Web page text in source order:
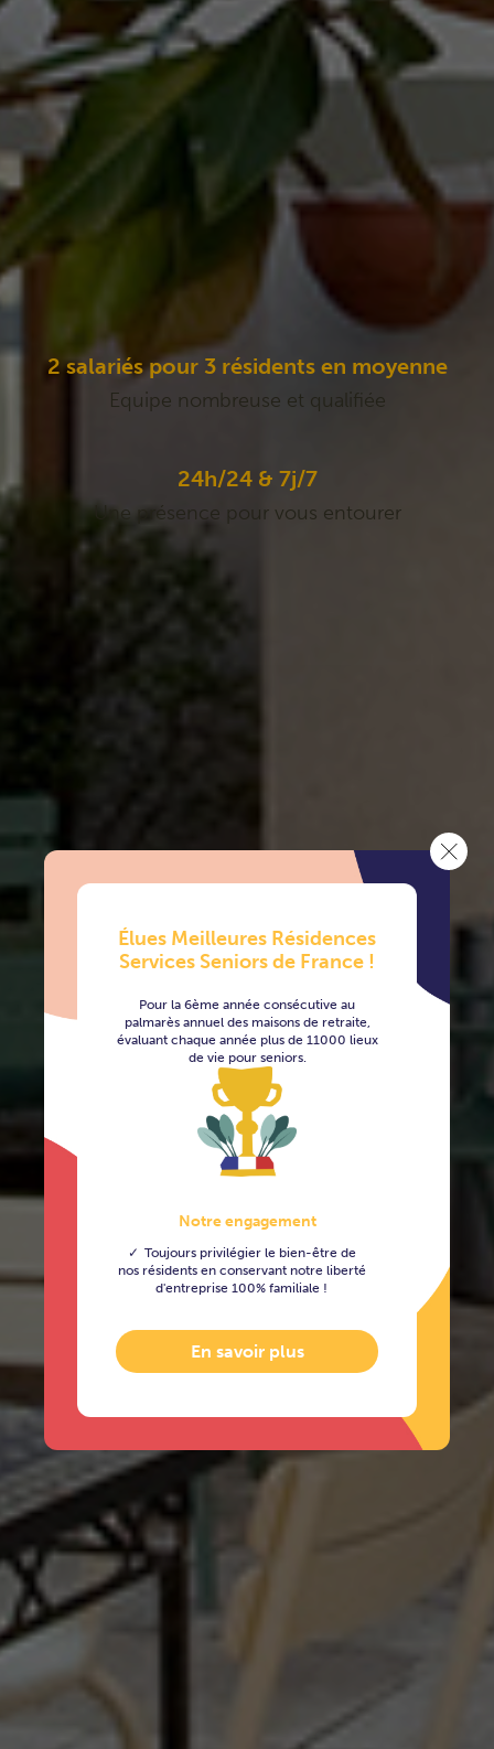
Élues Meilleures Résidences
Services Seniors de France !
Pour la 6ème année consécutive au
palmarès annuel des maisons de retraite,
évaluant chaque année plus de 11000 lieux
de vie pour seniors.
Notre engagement
Toujours privilégier le bien-être de
nos résidents en conservant notre liberté
d'entreprise 100% familiale !
En savoir plus
2 salariés pour 3 résidents en moyenne
Equipe nombreuse et qualifiée
24h/24 & 7j/7
Une présence pour vous entourer